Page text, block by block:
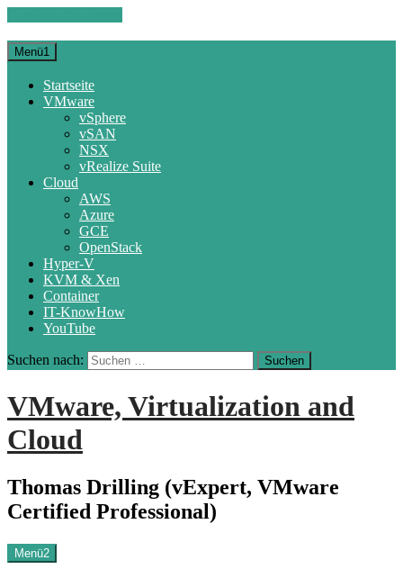
Menü1
Startseite
VMware
vSphere
vSAN
NSX
vRealize Suite
Cloud
AWS
Azure
GCE
OpenStack
Hyper-V
KVM & Xen
Container
IT-KnowHow
YouTube
Suchen nach:
VMware, Virtualization and
Cloud
Thomas Drilling (vExpert, VMware
Certified Professional)
Menü2